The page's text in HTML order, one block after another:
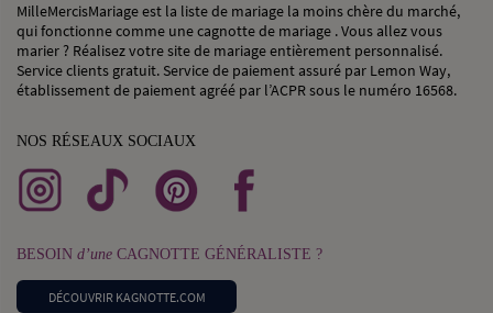
MilleMercisMariage est la liste de mariage la moins chère du marché,
qui fonctionne comme une cagnotte de mariage . Vous allez vous
marier ? Réalisez votre site de mariage entièrement personnalisé.
Service clients gratuit. Service de paiement assuré par Lemon Way,
établissement de paiement agréé par l’ACPR sous le numéro 16568.
NOS RÉSEAUX SOCIAUX
BESOIN d’une CAGNOTTE GÉNÉRALISTE ?
DÉCOUVRIR KAGNOTTE.COM